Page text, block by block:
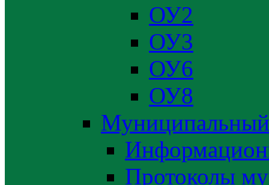
ОУ2
ОУ3
ОУ6
ОУ8
Муниципальный
Протоколы